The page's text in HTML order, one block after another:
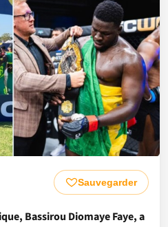
Sauvegarder
Bassirou Diomaye Faye, a